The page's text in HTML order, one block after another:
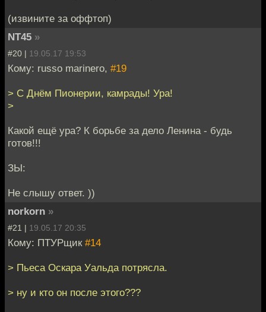
(извините за оффтоп)
NT45 »
#20 | 19.05.17 19:53
Кому: russo marinero, #19
> С Днём Пионерии, камрады! Ура!
>
Какой ещё ура? К борьбе за дело Ленина - будь
готов!!!
ЗЫ:
Не слышу ответ. ))
norkorn »
#21 | 19.05.17 20:35
Кому: ПТУРщик #14
> Пьеса Оскара Уальда потрясла.
> ну и кто он после этого???